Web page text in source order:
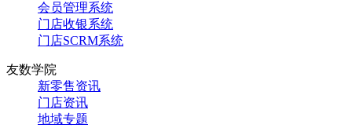
会员管理系统
门店收银系统
门店SCRM系统
友数学院
新零售资讯
门店资讯
地域专题